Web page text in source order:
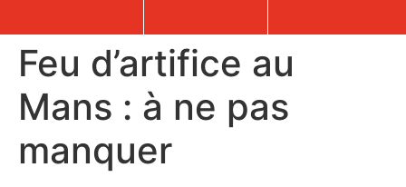
Feu d’artifice au
Mans : à ne pas
manquer